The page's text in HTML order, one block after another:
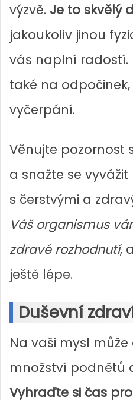
výzvě. Je to skvělý
jakoukoliv jinou
vás naplní radostí.
také na
vyčerpání.
Věnujte pozornost
a snažte se
s čerstvými a
Váš organismus
zdravé rozhodnutí,
ještě lépe.
Duševní
Na vaši mysl
množství podnětů
Vyhraďte si čas